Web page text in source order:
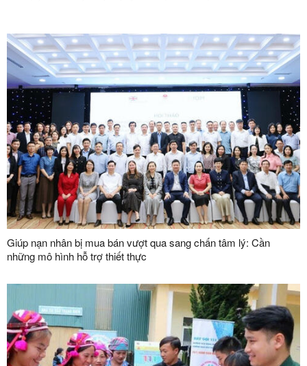
Giúp nạn nhân bị mua bán vượt qua sang chấn tâm lý: Cần
những mô hình hỗ trợ thiết thực